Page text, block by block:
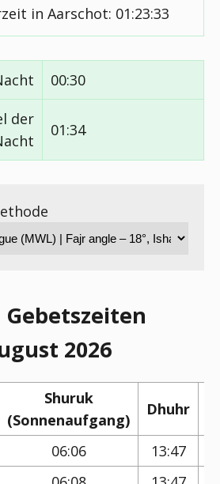
in Aarschot: 01:23:33
00:30
der
01:34
2026
Shuruk
(Sonnenaufgang)
Dhuhr
06:06 13:47